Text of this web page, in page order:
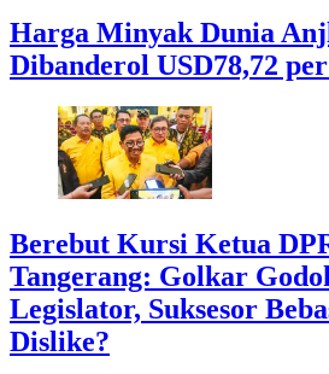
Harga Minyak Dunia
Dibanderol USD78,72
Berebut Kursi Ketua
Tangerang: Golkar
Legislator, Suksesor
Dislike?